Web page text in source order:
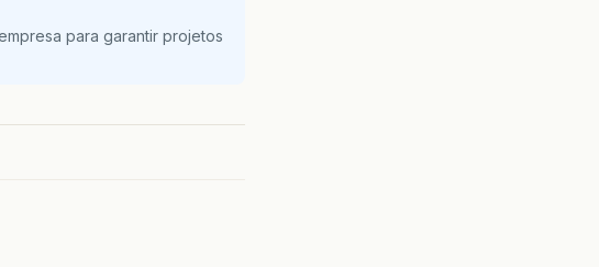
para garantir projetos